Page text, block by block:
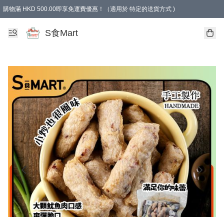
購物滿 HKD 500.00即享免運費優惠！（適用於 特定的送貨方式 )
S食Mart